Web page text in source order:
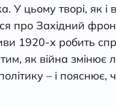
У цьому творі, як і
про Західний
1920-х робить
як війна
– і